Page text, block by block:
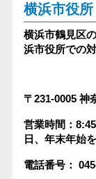
横浜市役所
横浜市鶴見区
浜市役所での対
〒231-0005神
営業時間：
日、年末年始
電話番号：